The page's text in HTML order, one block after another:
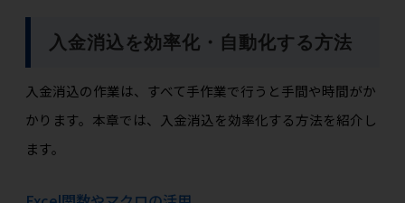
入金消込を効率化・自動化する方法
入金消込の作業は、すべて手作業で行うと手間や時間がか
かります。本章では、入金消込を効率化する方法を紹介し
ます。